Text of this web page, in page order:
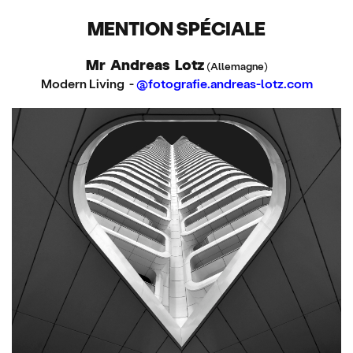
MENTION SPÉCIALE
Mr Andreas Lotz (Allemagne)
Modern Living -@fotografie.andreas-lotz.com